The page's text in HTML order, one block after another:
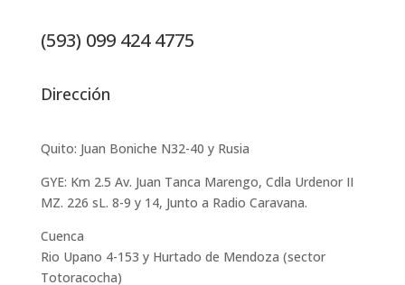
(593) 099 424 4775‬
Dirección
Quito: Juan Boniche N32-40 y Rusia
GYE: Km 2.5 Av. Juan Tanca Marengo, Cdla Urdenor II
MZ. 226 sL. 8-9 y 14, Junto a Radio Caravana.
Cuenca
Rio Upano 4-153 y Hurtado de Mendoza (sector
Totoracocha)